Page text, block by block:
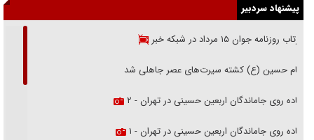
پیشنهاد سردبیر
بازتاب روزنامه جوان ۱۵ مرداد در شبکه خبر
امام حسین (ع) کشته سیرت‌های عصر جاهلی شد
پیاده روی جاماندگان اربعین حسینی در تهران - ۲
پیاده روی جاماندگان اربعین حسینی در تهران - ۱